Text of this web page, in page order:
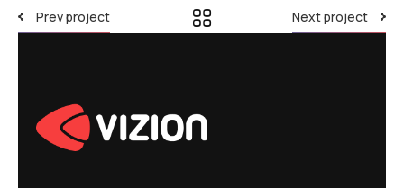
Prev project Next project